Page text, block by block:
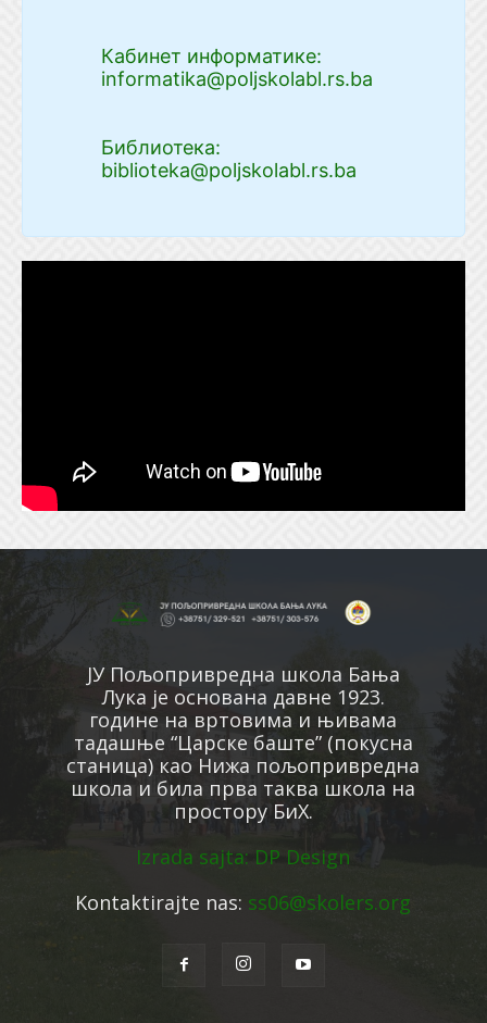
Кабинет информатике:
informatika@poljskolabl.rs.ba
Библиотека:
biblioteka@poljskolabl.rs.ba
ЈУ Пољопривредна школа Бања
Лука је основана давне 1923.
године на вртовима и њивама
тадашње “Царске баште” (покусна
станица) као Нижа пољопривредна
школа и била прва таква школа на
простору БиХ.
Izrada sajta: DP Design
Kontaktirajte nas: ss06@skolers.org